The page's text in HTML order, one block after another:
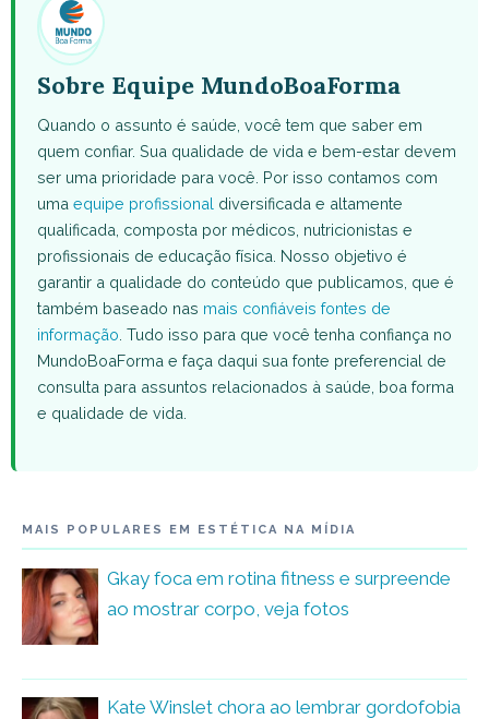
Sobre Equipe MundoBoaForma
Quando o assunto é saúde, você tem que saber em
quem confiar. Sua qualidade de vida e bem-estar devem
ser uma prioridade para você. Por isso contamos com
uma equipe profissional diversificada e altamente
qualificada, composta por médicos, nutricionistas e
profissionais de educação física. Nosso objetivo é
garantir a qualidade do conteúdo que publicamos, que é
também baseado nas mais confiáveis fontes de
informação . Tudo isso para que você tenha confiança no
MundoBoaForma e faça daqui sua fonte preferencial de
consulta para assuntos relacionados à saúde, boa forma
e qualidade de vida.
MAIS POPULARES EM ESTÉTICA NA MÍDIA
Gkay foca em rotina fitness e surpreende
ao mostrar corpo, veja fotos
Kate Winslet chora ao lembrar gordofobia